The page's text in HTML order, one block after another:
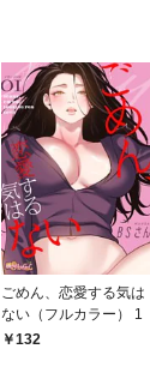
ごめん、恋愛する気は
ない（フルカラー） 1
132